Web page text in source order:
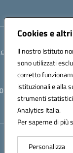
Cookies e
Il nostro Istituto
sono utilizzati
corretto
istituzionali e alla
strumenti statistici
Analytics Italia.
Per saperne di più
Personalizza